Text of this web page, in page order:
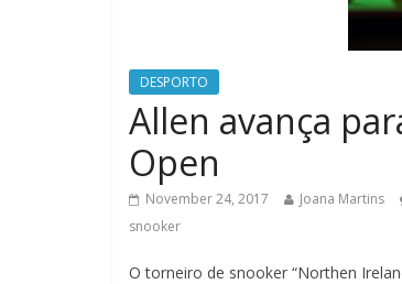
DESPORTO
Allen avança
Open
November 24, 2017 Joana Martins
snooker
O torneiro de snooker “Northen